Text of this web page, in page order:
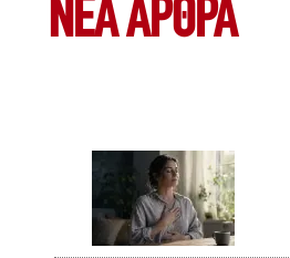
ΝΕΑ ΆΡΘΡΑ